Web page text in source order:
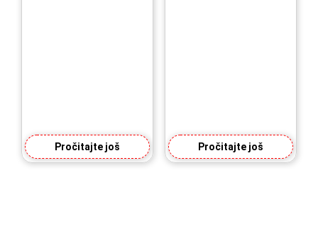
Pročitajte još Pročitajte još